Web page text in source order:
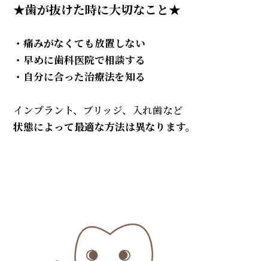
★歯が抜けた時に大切なこと★
・痛みがなくても放置しない
・早めに歯科医院で相談する
・自分に合った治療法を知る
インプラント、ブリッジ、入れ歯など
状態によって最適な方法は異なります。